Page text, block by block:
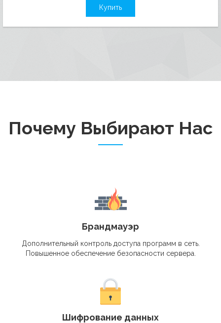
Купить
Почему Выбирают Нас
Брандмауэр
Дополнительный контроль доступа программ в сеть.
Повышенное обеспечение безопасности сервера.
Шифрование данных